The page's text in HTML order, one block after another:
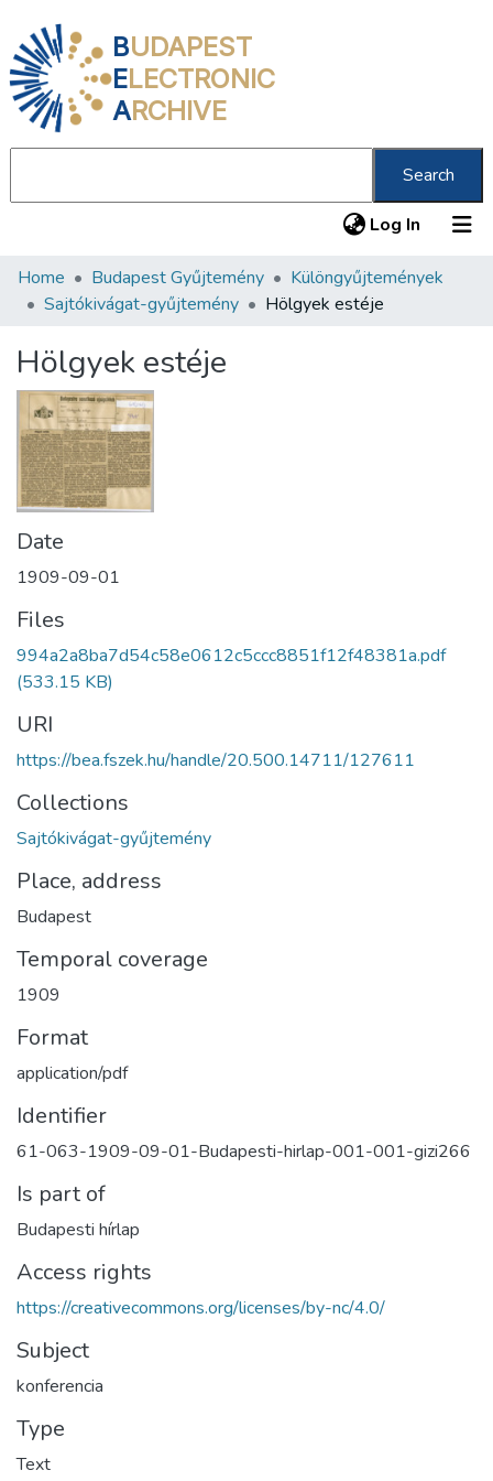
BUDAPEST
ELECTRONIC
ARCHIVE
Search
Log In (current)
Communities & Collections
Statistics
About us
Home Budapest Gyűjtemény
Különgyűjtemények
Sajtókivágat-gyűjtemény
Hölgyek estéje
Hölgyek estéje
Date
1909-09-01
Files
994a2a8ba7d54c58e0612c5ccc8851f12f48381a.pdf
(533.15 KB)
URI
https://bea.fszek.hu/handle/20.500.14711/127611
Collections
Sajtókivágat-gyűjtemény
Place, address
Budapest
Temporal coverage
1909
Format
application/pdf
Identifier
61-063-1909-09-01-Budapesti-hirlap-001-001-gizi266
Is part of
Budapesti hírlap
Access rights
https://creativecommons.org/licenses/by-nc/4.0/
Subject
konferencia
Type
Text